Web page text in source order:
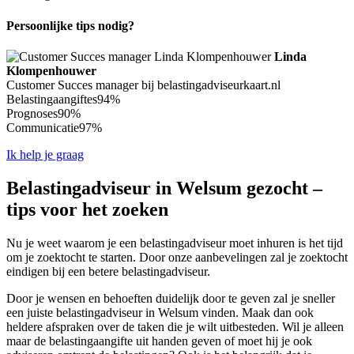
Persoonlijke tips nodig?
Linda
Klompenhouwer
Customer Succes manager bij belastingadviseurkaart.nl
Belastingaangiftes94%
Prognoses90%
Communicatie97%
Ik help je graag
Belastingadviseur in Welsum gezocht –
tips voor het zoeken
Nu je weet waarom je een belastingadviseur moet inhuren is het tijd
om je zoektocht te starten. Door onze aanbevelingen zal je zoektocht
eindigen bij een betere belastingadviseur.
Door je wensen en behoeften duidelijk door te geven zal je sneller
een juiste belastingadviseur in Welsum vinden. Maak dan ook
heldere afspraken over de taken die je wilt uitbesteden. Wil je alleen
maar de belastingaangifte uit handen geven of moet hij je ook